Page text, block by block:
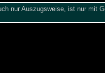
nur Auszugsweise, ist nur mit